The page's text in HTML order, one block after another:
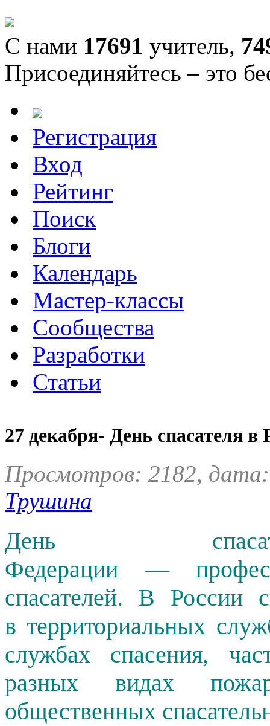
С нами 17691 учитель,
Присоединяйтесь – это
Регистрация
Вход
Рейтинг
Поиск
Блоги
Календарь
Мастер-классы
Сообщества
Разработки
Статьи
27 декабря- День спасателя в
Просмотров: 2182,
Трушина
День
Федерации —
спасателей. В России
в территориальных
службах спасения,
разных видах
общественных